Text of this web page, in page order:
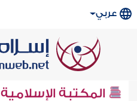
عربي
المكتبة الإسلامية